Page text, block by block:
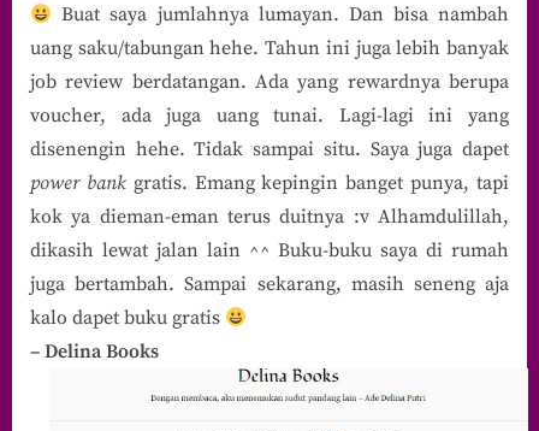
Buat saya jumlahnya lumayan. Dan bisa nambah
uang saku/tabungan hehe. Tahun ini juga lebih banyak
job review berdatangan. Ada yang rewardnya berupa
voucher, ada juga uang tunai. Lagi-lagi ini yang
disenengin hehe. Tidak sampai situ. Saya juga dapet
power bank gratis. Emang kepingin banget punya, tapi
kok ya dieman-eman terus duitnya :v Alhamdulillah,
dikasih lewat jalan lain ^^ Buku-buku saya di rumah
juga bertambah. Sampai sekarang, masih seneng aja
kalo dapet buku gratis
– Delina Books